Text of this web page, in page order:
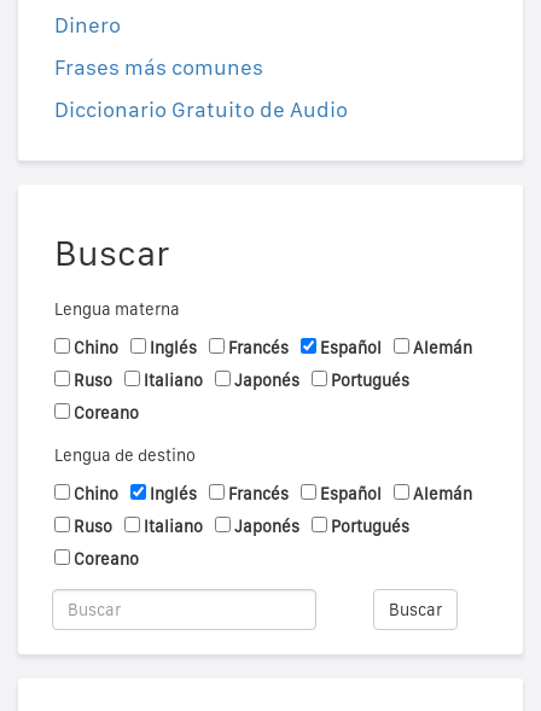
Dinero
Frases más comunes
Diccionario Gratuito de Audio
Buscar
Lengua materna
Chino
Inglés Francés Español
Alemán
Ruso
Italiano Japonés
Portugués
Coreano
Lengua de destino
Chino
Inglés Francés Español
Alemán
Ruso
Italiano Japonés
Portugués
Coreano
Buscar